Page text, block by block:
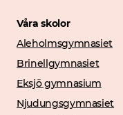
Våra skolor
Aleholmsgymnasiet
Brinellgymnasiet
Eksjö gymnasium
Njudungsgymnasiet